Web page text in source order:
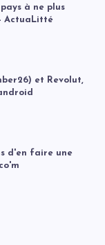
à ne plus
ActuaLitté
et Revolut,
d'en faire une